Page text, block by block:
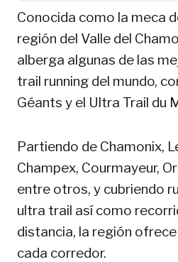
Conocida como la meca
región del Valle del
alberga algunas de las
trail running del mundo,
Géants y el Ultra Trail du
Partiendo de Chamonix,
Champex, Courmayeur,
entre otros, y cubriendo
ultra trail así como
distancia, la región
cada corredor.